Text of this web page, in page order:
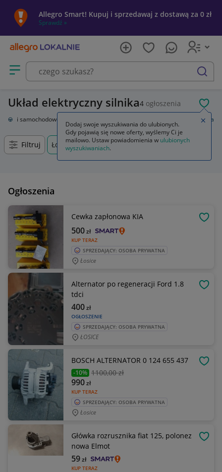
Allegro Smart! Kupuj i sprzedawaj z dostawą za 0 zł
Sprawdź »
Otwórz menu z kategoriami
szukaj
Układ elektryczny silnika4 ogłoszenia
Części samochodowe Układ elektryczny silnika
Filtruj Łosice, Mazowieckie, +0 km
Ogłoszenia
Cewka zapłonowa KIA
KUP TERAZ
500zł
SPRZEDAJĄCY: OSOBA PRYWATNA
Łosice
Alternator po regeneracji Ford 1.8
tdci
OGŁOSZENIE
400zł
SPRZEDAJĄCY: OSOBA PRYWATNA
ŁOSICE
BOSCH ALTERNATOR 0 124 655 437
-10% 1100,00 zł
KUP TERAZ
990zł
SPRZEDAJĄCY: OSOBA PRYWATNA
Łosice
Główka rozrusznika fiat 125, polonez
nowa Elmot
KUP TERAZ
59zł
Dodaj swoje wyszukiwania do ulubionych.
Gdy pojawią się nowe oferty, wyślemy Ci je
mailowo. Ustaw powiadomienia w ulubionych
wyszukiwaniach.